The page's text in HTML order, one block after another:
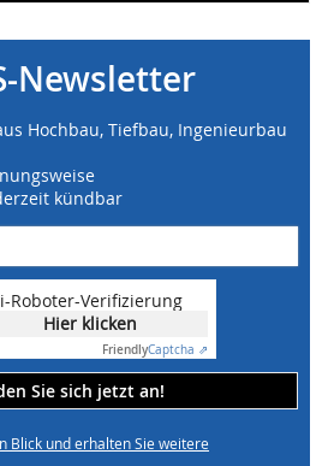
Newsletter
Hochbau, Tiefbau, Ingenieurbau
kündbar
Roboter-Verifizierung
Hier klicken
FriendlyCaptcha ⇗
Sie sich jetzt an!
Blick und erhalten Sie weitere